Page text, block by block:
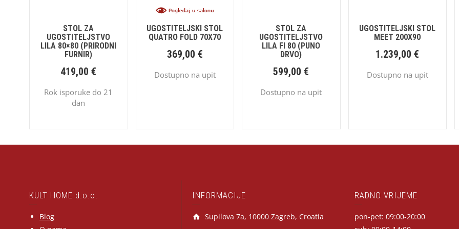
STOL ZA
UGOSTITELJSTVO
LILA 80×80 (PRIRODNI
FURNIR)
419,00€
Rok isporuke do 21
dan
UGOSTITELJSKI STOL
QUATRO FOLD 70X70
369,00 €
Dostupno na upit
STOL ZA
UGOSTITELJSTVO
LILA FI 80 (PUNO
DRVO)
599,00€
Dostupno na upit
UGOSTITELJSKI STOL
MEET 200X90
1.239,00€
Dostupno na upit
KULT HOME d.o.o.
Blog
INFORMACIJE
Supilova 7a, 10000 Zagreb, Croatia
RADNO VRIJEME
pon-pet: 09:00-20:00